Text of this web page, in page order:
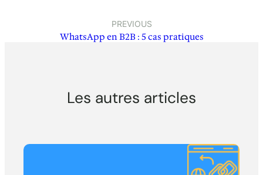
PREVIOUS
WhatsApp en B2B : 5 cas pratiques
Les autres articles